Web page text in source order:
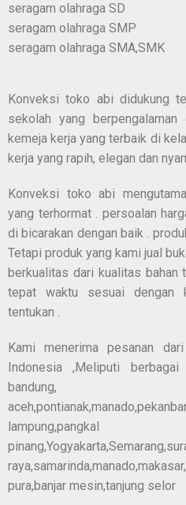
seragam olahraga SD
seragam olahraga SMP
seragam olahraga SMA,SMK
Konveksi toko abi didukung
sekolah yang
kemeja kerja yang terbaik di
kerja yang rapih, elegan dan
Konveksi toko abi
yang terhormat . persoalan
di bicarakan dengan baik .
Tetapi produk yang kami jual
berkualitas dari kualitas bahan
tepat waktu sesuai dengan
tentukan .
Kami menerima pesanan
Indonesia ,Meliputi
lampung,pangkal
pura,banjar mesin,tanjung selor